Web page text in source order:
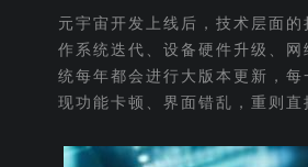
元宇宙开发上线后，技术层面
作系统迭代、设备硬件升级、
统每年都会进行大版本更新，
现功能卡顿、界面错乱，重则直